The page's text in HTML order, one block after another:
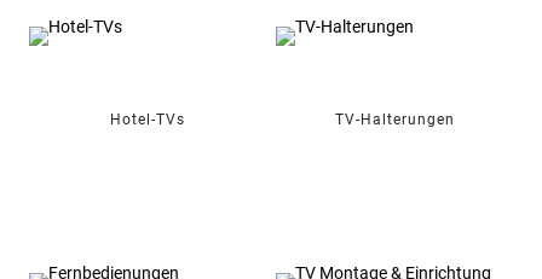
Hotel-TVs TV-Halterungen